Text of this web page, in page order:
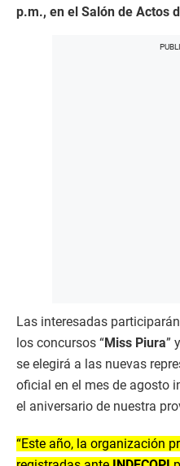
p.m., en el Salón de Actos
Las interesadas
los concursos “Miss Piura”
se elegirá a las nuevas
oficial en el mes de agosto
el aniversario de nuestra
“Este año, la organización